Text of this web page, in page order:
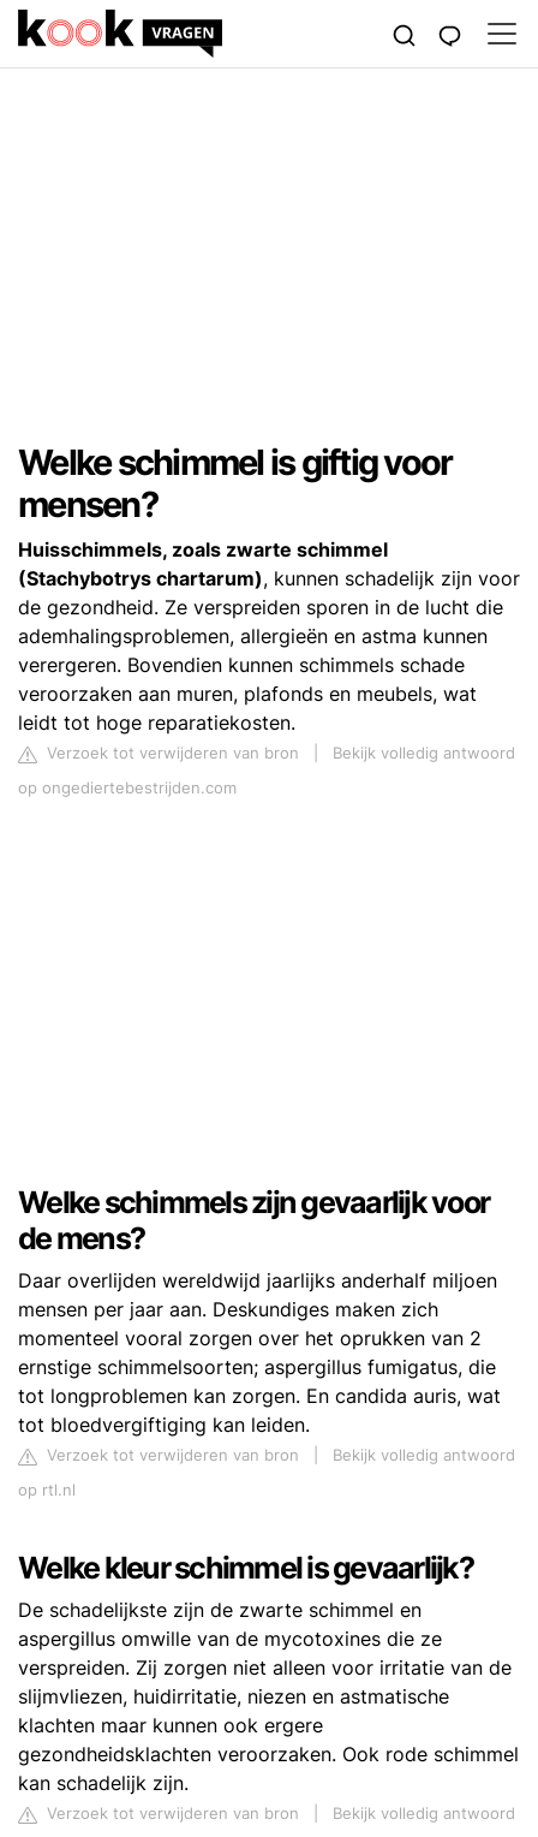
Welke schimmel is giftig voor
mensen?
Huisschimmels, zoals zwarte schimmel
(Stachybotrys chartarum), kunnen schadelijk zijn voor
de gezondheid. Ze verspreiden sporen in de lucht die
ademhalingsproblemen, allergieën en astma kunnen
verergeren. Bovendien kunnen schimmels schade
veroorzaken aan muren, plafonds en meubels, wat
leidt tot hoge reparatiekosten.
Verzoek tot verwijderen van bron
Bekijk volledig antwoord
op ongediertebestrijden.com
Welke schimmels zijn gevaarlijk voor
de mens?
Daar overlijden wereldwijd jaarlijks anderhalf miljoen
mensen per jaar aan. Deskundiges maken zich
momenteel vooral zorgen over het oprukken van 2
ernstige schimmelsoorten; aspergillus fumigatus, die
tot longproblemen kan zorgen. En candida auris, wat
tot bloedvergiftiging kan leiden.
Verzoek tot verwijderen van bron
Bekijk volledig antwoord
op rtl.nl
Welke kleur schimmel is gevaarlijk?
De schadelijkste zijn de zwarte schimmel en
aspergillus omwille van de mycotoxines die ze
verspreiden. Zij zorgen niet alleen voor irritatie van de
slijmvliezen, huidirritatie, niezen en astmatische
klachten maar kunnen ook ergere
gezondheidsklachten veroorzaken. Ook rode schimmel
kan schadelijk zijn.
Verzoek tot verwijderen van bron
Bekijk volledig antwoord